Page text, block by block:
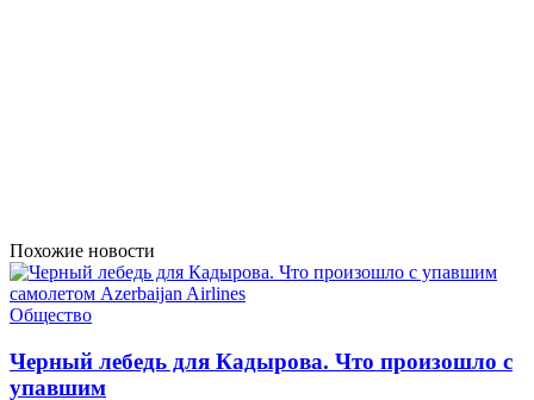
Похожие новости
Общество
Черный лебедь для Кадырова. Что произошло с
упавшим